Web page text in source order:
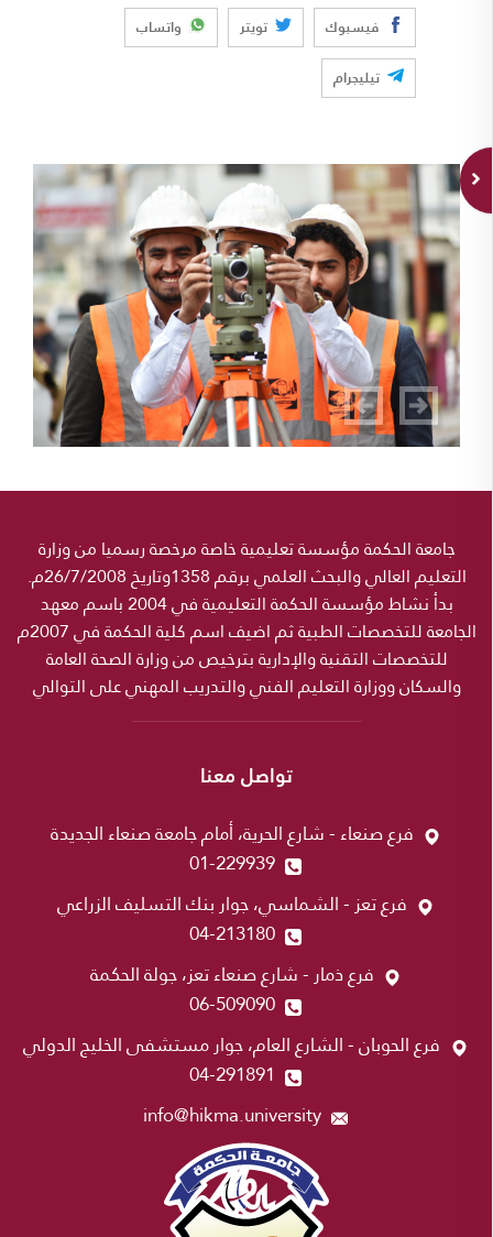
فيسبوك تويتر
واتساب
تيليجرام
جامعة الحكمة مؤسسة تعليمية خاصة مرخصة رسميا من وزارة
التعليم العالي والبحث العلمي برقم 1358وتاريخ 26/7/2008م.
بدأ نشاط مؤسسة الحكمة التعليمية في 2004 باسم معهد
الجامعة للتخصصات الطبية ثم اضيف اسم كلية الحكمة في 2007م
للتخصصات التقنية والإدارية بترخيص من وزارة الصحة العامة
والسكان ووزارة التعليم الفني والتدريب المهني على التوالي
تواصل معنا
فرع صنعاء - شارع الحرية، أمام جامعة صنعاء الجديدة
01-229939
فرع تعز - الشماسي، جوار بنك التسليف الزراعي
04-213180
فرع ذمار - شارع صنعاء تعز، جولة الحكمة
06-509090
فرع الحوبان - الشارع العام، جوار مستشفى الخليج الدولي
04-291891
info@hikma.university